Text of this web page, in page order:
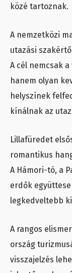
közé tartoznak.
A nemzetközi
utazási
A cél nemcsak
hanem olyan
helyszínek
kínálnak az
Lillafüredet
romantikus
A Hámori-tó, a
erdők
legkedveltebb
A rangos
ország
visszajelzés